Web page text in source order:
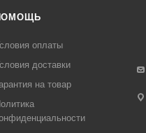
оплаты
доставки
на товар